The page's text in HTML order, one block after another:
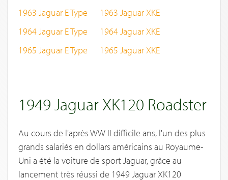
1963 Jaguar E Type
1963 Jaguar XKE
1964 Jaguar E Type
1964 Jaguar XKE
1965 Jaguar E Type
1965 Jaguar XKE
1949 Jaguar XK120 Roadster
Au cours de l'après WW II difficile ans, l'un des plus
grands salariés en dollars américains au Royaume-
Uni a été la voiture de sport Jaguar, grâce au
lancement très réussi de 1949 Jaguar XK120